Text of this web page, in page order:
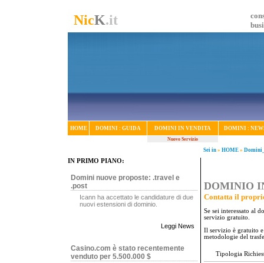
NicK.it
HOME DOMINI : GUIDA DOMINI IN VENDITA DOMINI :
Nuovo Servizio
Sei in » HOME »
IN PRIMO PIANO:
Domini nuove proposte: .travel e
.post
Icann ha accettato le candidature di due
nuovi estensioni di dominio.
Leggi News
Casino.com è stato recentemente
venduto per 5.500.000 $
DOMINIO
Contatta il
Se sei interessato al
servizio gratuito.
Il servizio è gratuito
metodologie del
Tipologia